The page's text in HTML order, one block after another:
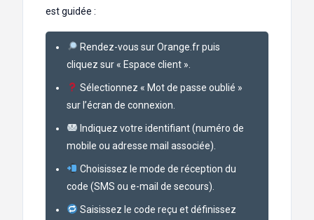
est guidée :
Rendez-vous sur Orange.fr puis
cliquez sur « Espace client ».
Sélectionnez « Mot de passe oublié »
sur l’écran de connexion.
Indiquez votre identifiant (numéro de
mobile ou adresse mail associée).
Choisissez le mode de réception du
code (SMS ou e-mail de secours).
Saisissez le code reçu et définissez